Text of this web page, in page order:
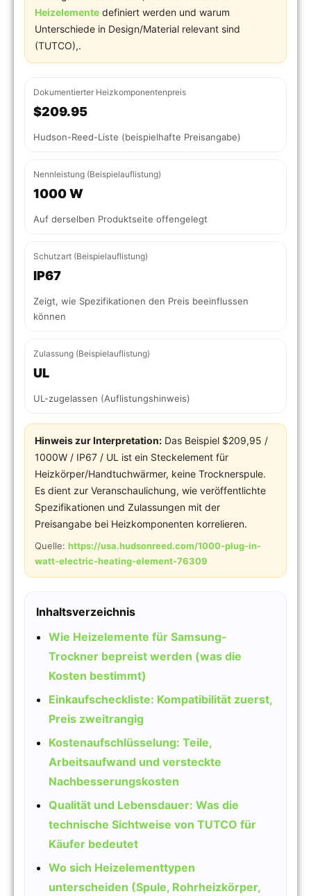
Heizelemente definiert werden und warum
Unterschiede in Design/Material relevant sind
(TUTCO),.
Dokumentierter Heizkomponentenpreis
$209.95
Hudson-Reed-Liste (beispielhafte Preisangabe)
Nennleistung (Beispielauflistung)
1000 W
Auf derselben Produktseite offengelegt
Schutzart (Beispielauflistung)
IP67
Zeigt, wie Spezifikationen den Preis beeinflussen
können
Zulassung (Beispielauflistung)
UL
UL-zugelassen (Auflistungshinweis)
Hinweis zur Interpretation: Das Beispiel $209,95 /
1000W / IP67 / UL ist ein Steckelement für
Heizkörper/Handtuchwärmer, keine Trocknerspule.
Es dient zur Veranschaulichung, wie veröffentlichte
Spezifikationen und Zulassungen mit der
Preisangabe bei Heizkomponenten korrelieren.
Quelle: https://usa.hudsonreed.com/1000-plug-in-
watt-electric-heating-element-76309
Inhaltsverzeichnis
Wie Heizelemente für Samsung-
Trockner bepreist werden (was die
Kosten bestimmt)
Einkaufscheckliste: Kompatibilität zuerst,
Preis zweitrangig
Kostenaufschlüsselung: Teile,
Arbeitsaufwand und versteckte
Nachbesserungskosten
Qualität und Lebensdauer: Was die
technische Sichtweise von TUTCO für
Käufer bedeutet
Wo sich Heizelementtypen
unterscheiden (Spule, Rohrheizkörper,